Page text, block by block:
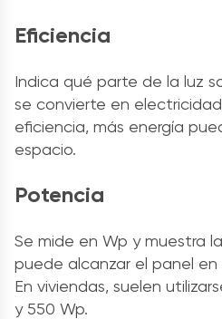
Eficiencia
Indica qué parte de la luz
se convierte en
eficiencia, más energía
espacio.
Potencia
Se mide en Wp y muestra
puede alcanzar el panel
En viviendas, suelen
y 550 Wp.